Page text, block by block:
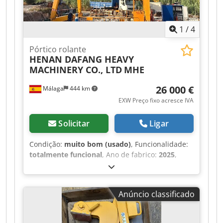
1 /4
Málaga 444 km
Pórtico rolante
HENAN DAFANG HEAVY
MACHINERY CO., LTD MHE
26 000 €
EXW Preço fixo acresce IVA
Solicitar Ligar
Condição: muito bom (usado), Funcionalidade:
totalmente funcional, Ano de fabrico: 2025,
8 000 kg
elevação:7 000 mm, tensão da bateria:380 V,
Certificado pela DGUV até:06/2030, peso total:
, altura total: 9 900 mm, Equipamento:
Marcação CE, À venda, pórtico de duplo trilho
sobre carris, fabricado em 2025 e com apenas 5
Anúncio classificado